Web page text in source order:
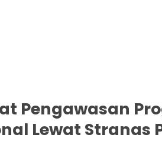
Pengawasan
Lewat Stranas